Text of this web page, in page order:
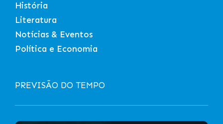
História
Literatura
Notícias & Eventos
Política e Economia
PREVISÃO DO TEMPO